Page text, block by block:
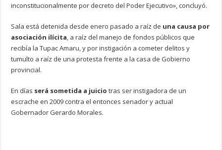
inconstitucionalmente por decreto del Poder Ejecutivo», concluyó.
Sala está detenida desde enero pasado a raíz de una causa por
asociación ilícita, a raíz del manejo de fondos públicos que
recibía la Tupac Amaru, y por instigación a cometer delitos y
tumulto a raíz de una protesta frente a la casa de Gobierno
provincial.
En días será sometida a juicio tras ser instigadora de un
escrache en 2009 contra el entonces senador y actual
Gobernador Gerardo Morales.